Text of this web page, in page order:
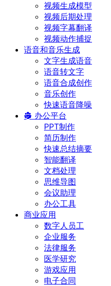
视频生成模型
视频后期处理
视频字幕翻译
视频动作捕捉
语音和音乐生成
文字生成语音
语音转文字
语音合成创作
音乐创作
快速语音降噪
办公平台
PPT制作
简历制作
快速总结摘要
智能翻译
文档处理
思维导图
会议助理
办公工具
商业应用
数字人员工
企业服务
法律服务
医学研究
游戏应用
电子合同